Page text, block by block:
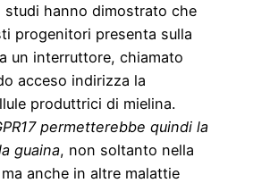
hanno dimostrato che
progenitori presenta sulla
un interruttore, chiamato
acceso indirizza la
produttrici di mielina.
permetterebbe quindi la
guaina, non soltanto nella
anche in altre malattie